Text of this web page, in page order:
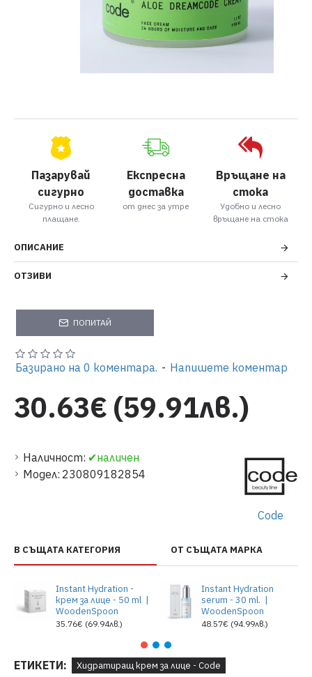
Пазарувай
сигурно
Сигурно и лесно
плащане.
Експресна
доставка
от днес за утре
Връщане на
стока
Удобно и лесно
връщане на стока
ОПИСАНИЕ
ОТЗИВИ
ПОПИТАЙ
Наличност: ✔наличен
Модел: 230809182854
Code
Базирано на 0 коментара. - Напишете коментар
30.63€ (59.91лв.)
В СЪЩАТА КАТЕГОРИЯ ОТ СЪЩАТА МАРКА
Instant Hydration -
крем за лице - 50 ml |
WoodenSpoon
35.76€ (69.94лв.)
Instant Hydration
serum - 30 ml. |
WoodenSpoon
48.57€ (94.99лв.)
ЕТИКЕТИ:
Хидратиращ крем за лице - Code